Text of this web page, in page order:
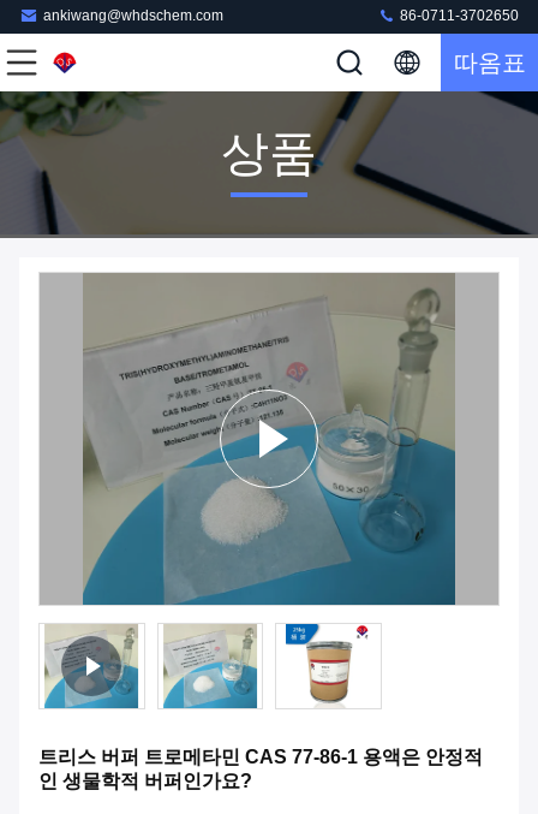
ankiwang@whdschem.com 86-0711-3702650
따옴표
상품
트리스 버퍼 트로메타민 CAS 77-86-1 용액은 안정적
인 생물학적 버퍼인가요?